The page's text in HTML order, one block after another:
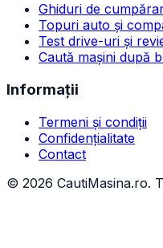
Ghiduri de
Topuri auto și
Test drive-uri și
Caută mașini după
Informații
Termeni și condiții
Confidențialitate
Contact
© 2026 CautiMasina.ro.